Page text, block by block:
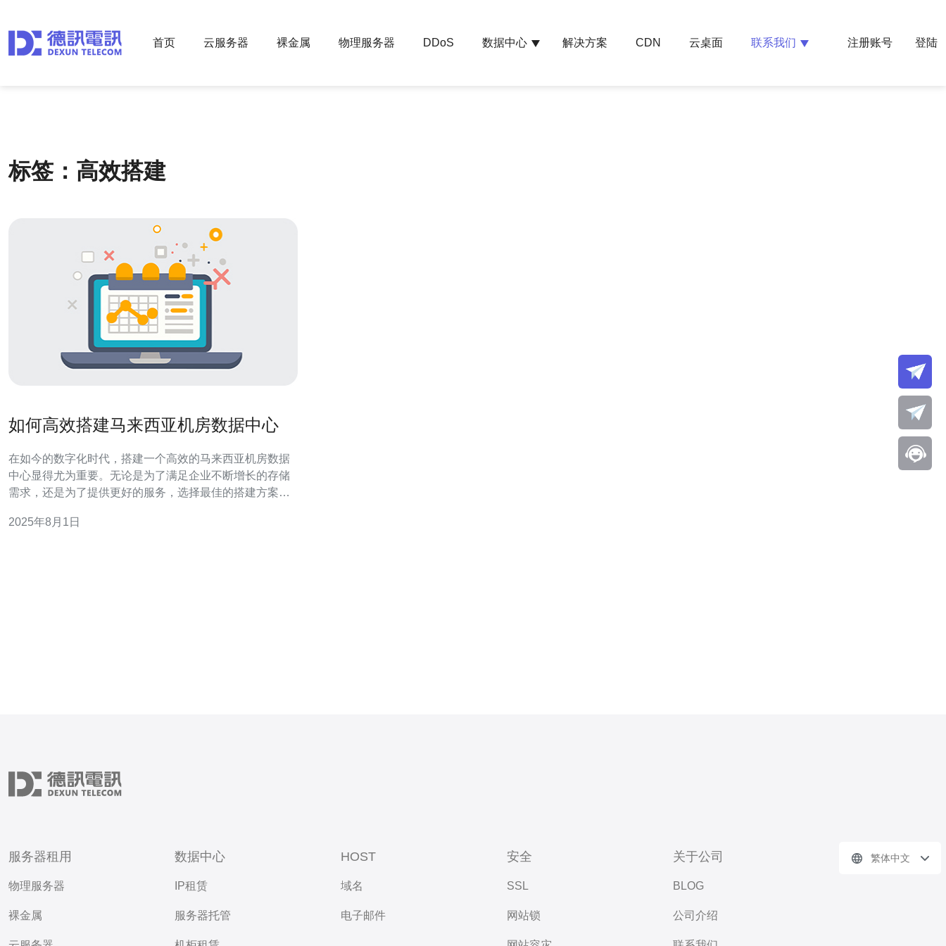
首页 云服务器 裸金属 物理服务器 DDoS 数据中心 解决方案 CDN 云桌面 联系我们 注册账号 登陆
标签：高效搭建
如何高效搭建马来西亚机房数据中心
在如今的数字化时代，搭建一个高效的马来西亚机房数据
中心显得尤为重要。无论是为了满足企业不断增长的存储
需求，还是为了提供更好的服务，选择最佳的搭建方案、
合适的服务器到优化数据传输速度，搭建一个高效的数据
2025年8月1日
服务器租用
物理服务器
裸金属
数据中心
IP租赁
服务器托管
HOST
域名
电子邮件
安全
SSL
网站锁
关于公司
BLOG
公司介绍
繁体中文